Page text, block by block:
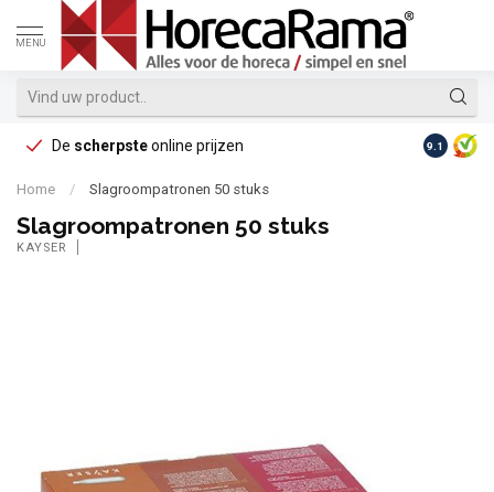
MENU
De scherpsteonline prijzen Op
9.1
Home / Slagroompatronen 50 stuks
Slagroompatronen 50 stuks
KAYSER